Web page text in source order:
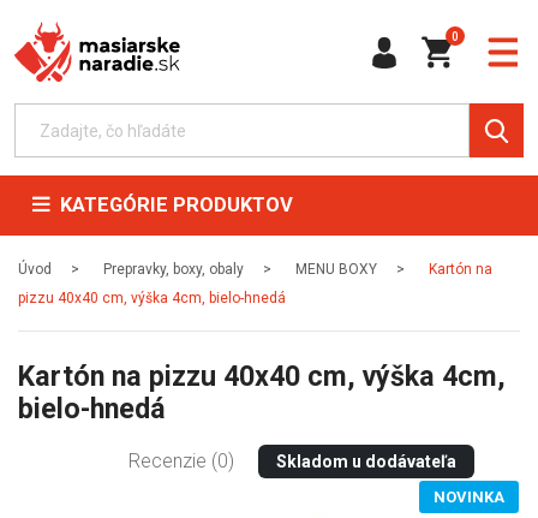
0
KATEGÓRIE PRODUKTOV
Úvod Prepravky, boxy, obaly MENU BOXY
Kartón na
pizzu 40x40 cm, výška 4cm, bielo-hnedá
Kartón na pizzu 40x40 cm, výška 4cm,
bielo-hnedá
Recenzie (0) Skladom u dodávateľa
NOVINKA